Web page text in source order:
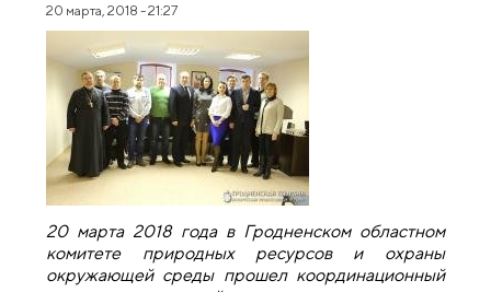
20 марта, 2018 - 21:27
20 марта 2018 года в Гродненском областном
комитете природных ресурсов и охраны
окружающей среды прошел координационный